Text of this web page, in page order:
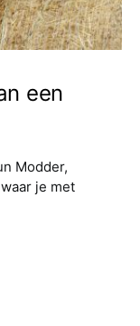
een
Modder,
je met